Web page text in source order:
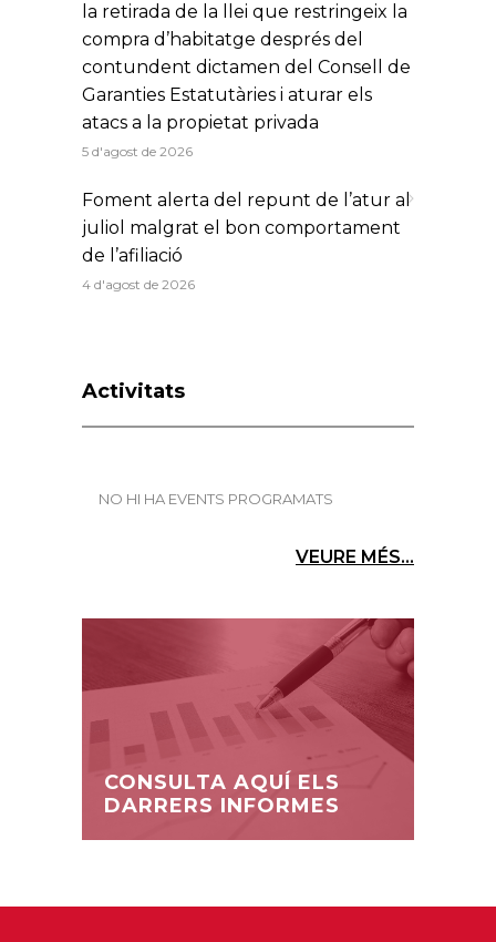
la retirada de la llei que restringeix la
compra d’habitatge després del
contundent dictamen del Consell de
Garanties Estatutàries i aturar els
atacs a la propietat privada
5 d'agost de 2026
Foment alerta del repunt de l’atur al
juliol malgrat el bon comportament
de l’afiliació
4 d'agost de 2026
Activitats
NO HI HA EVENTS PROGRAMATS
VEURE MÉS...
CONSULTA AQUÍ ELS
DARRERS INFORMES